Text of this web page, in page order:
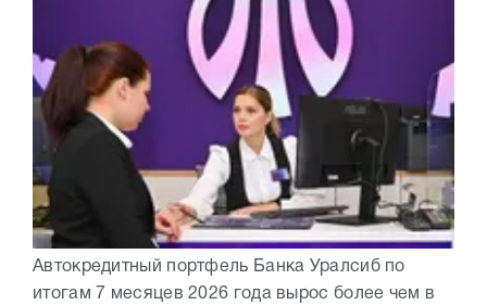
Автокредитный портфель Банка Уралсиб по
итогам 7 месяцев 2026 года вырос более чем в